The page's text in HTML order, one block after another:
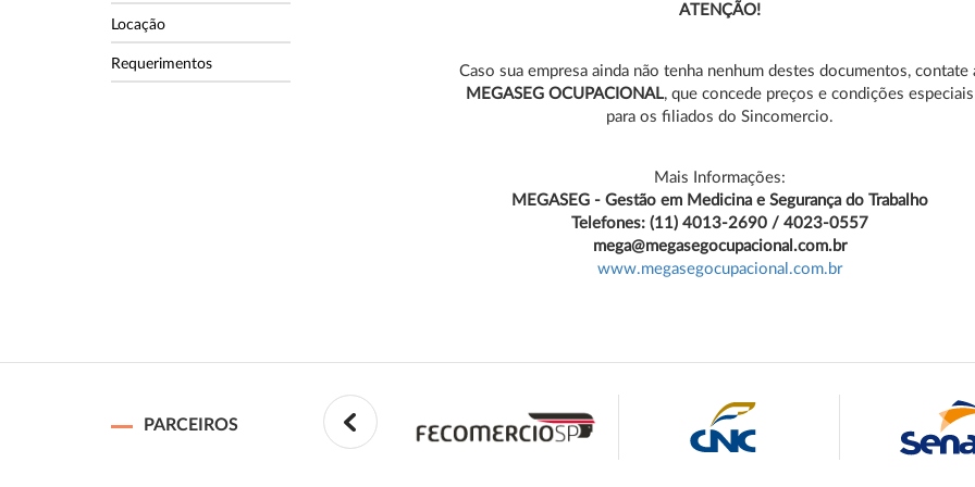
Locação
Requerimentos
ATENÇÃO!
Caso sua empresa ainda não tenha nenhum destes documentos, contate
MEGASEG OCUPACIONAL, que concede preços e condições especiais
para os filiados do Sincomercio.
Mais Informações:
MEGASEG - Gestão em Medicina e Segurança do Trabalho
Telefones: (11) 4013-2690 / 4023-0557
mega@megasegocupacional.com.br
www.megasegocupacional.com.br
PARCEIROS